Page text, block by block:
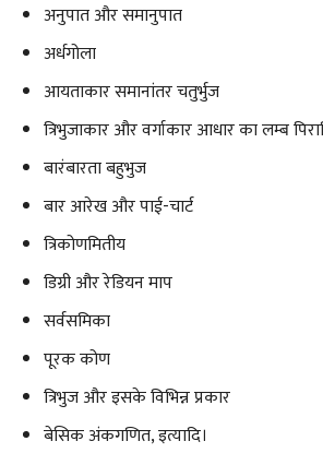
अनुपात और समानुपात
अर्धगोला
आयताकार समानांतर चतुर्भुज
त्रिभुजाकार और वर्गाकार आधार का लम्ब
बारंबारता बहुभुज
बार आरेख और पाई-चार्ट
त्रिकोणमितीय
डिग्री और रेडियन माप
सर्वसमिका
पूरक कोण
त्रिभुज और इसके विभिन्न प्रकार
बेसिक अंकगणित, इत्यादि।